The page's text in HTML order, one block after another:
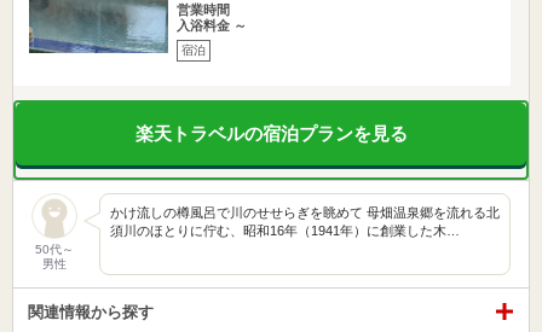
営業時間
入浴料金 ～
宿泊
楽天トラベルの宿泊プランを見る
50代～
男性
かけ流しの樽風呂で川のせせらぎを眺めて 母畑温泉郷を流れる北
須川のほとりに佇む、昭和16年（1941年）に創業した木…
関連情報から探す